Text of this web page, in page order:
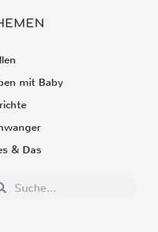
mit Baby
& Das